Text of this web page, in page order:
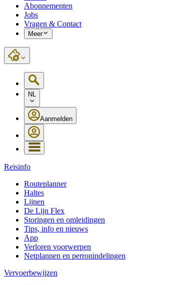
Abonnementen
Jobs
Vragen & Contact
Meer
NL
Aanmelden
Reisinfo
Routeplanner
Haltes
Lijnen
De Lijn Flex
Storingen en omleidingen
Tips, info en nieuws
App
Verloren voorwerpen
Netplannen en perronindelingen
Vervoerbewijzen